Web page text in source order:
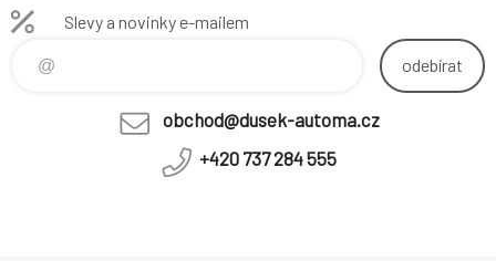
Slevy a novinky e-mailem
odebírat
obchod@dusek-automa.cz
+420 737 284 555